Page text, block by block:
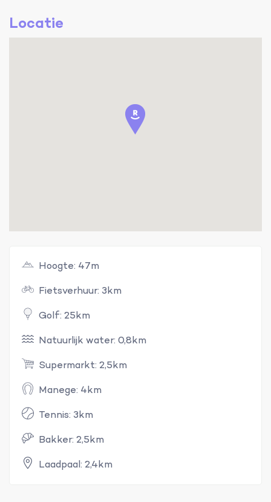
Locatie
Hoogte: 47m
Fietsverhuur: 3km
Golf: 25km
Natuurlijk water: 0,8km
Supermarkt: 2,5km
Manege: 4km
Tennis: 3km
Bakker: 2,5km
Laadpaal: 2,4km